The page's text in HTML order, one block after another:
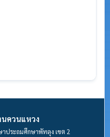
นควนแหวง
ประถมศึกษาพัทลุง เขต 2